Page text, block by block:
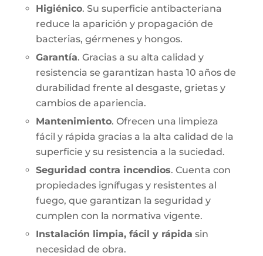
Higiénico. Su superficie antibacteriana
reduce la aparición y propagación de
bacterias, gérmenes y hongos.
Garantía. Gracias a su alta calidad y
resistencia se garantizan hasta 10 años de
durabilidad frente al desgaste, grietas y
cambios de apariencia.
Mantenimiento. Ofrecen una limpieza
fácil y rápida gracias a la alta calidad de la
superficie y su resistencia a la suciedad.
Seguridad contra incendios. Cuenta con
propiedades ignífugas y resistentes al
fuego, que garantizan la seguridad y
cumplen con la normativa vigente.
Instalación limpia, fácil y rápida sin
necesidad de obra.